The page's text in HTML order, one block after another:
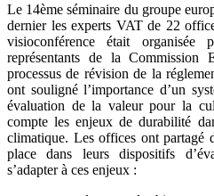
Le 14ème séminaire du groupe
dernier les experts VAT de 22
visioconférence était organisée
représentants de la Commission
processus de révision de la
ont souligné l’importance d’un
évaluation de la valeur pour la
compte les enjeux de durabilité
climatique. Les offices ont partagé
place dans leurs dispositifs
s’adapter à ces enjeux :